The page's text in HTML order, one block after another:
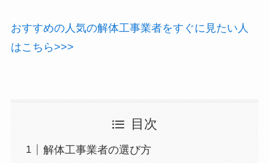
おすすめの人気の解体工事業者をすぐに見たい人
はこちら>>>
目次
解体工事業者の選び方